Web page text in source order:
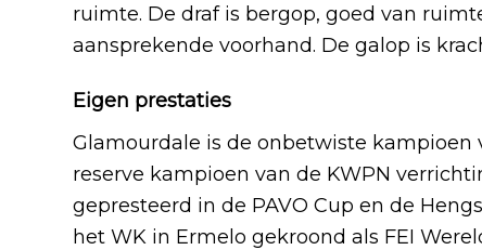
ruimte. De draf is bergop, goed van
aansprekende voorhand. De galop is
Eigen prestaties
Glamourdale is de onbetwiste kampioen
reserve kampioen van de KWPN
gepresteerd in de PAVO Cup en de
het WK in Ermelo gekroond als FEI